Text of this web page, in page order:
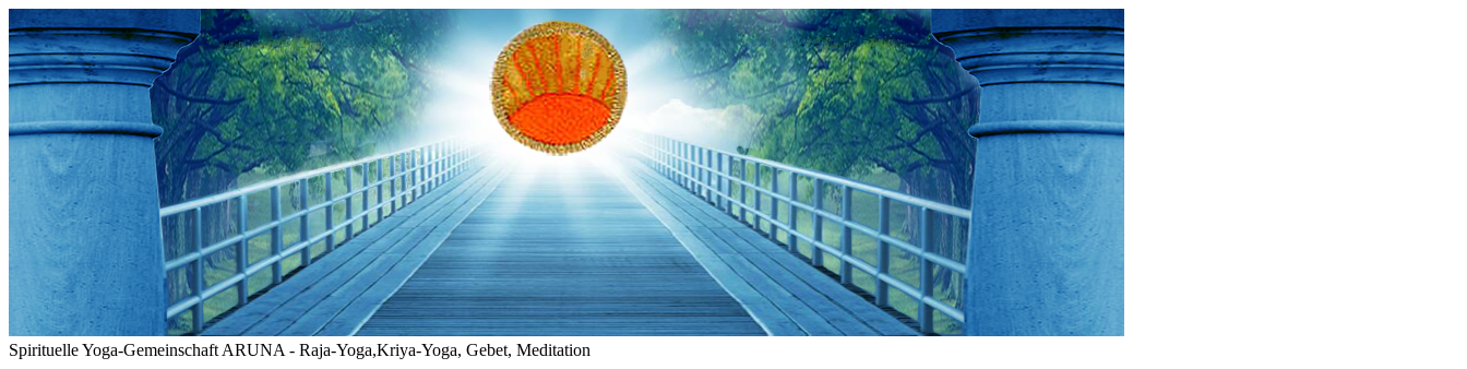
Spirituelle Yoga-Gemeinschaft ARUNA - Raja-Yoga,Kriya-Yoga, Gebet, Meditation